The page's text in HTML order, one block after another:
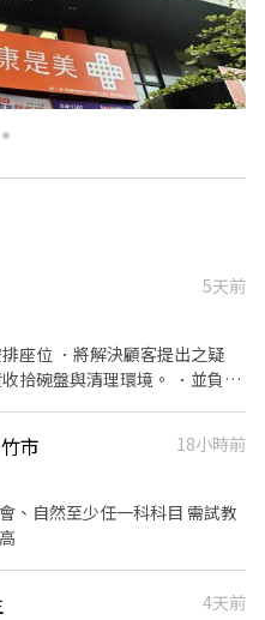
5天前
座位 ．將解決顧客提出之疑
拾碗盤與清理環境。 ．並負責
包外帶服務。
市
18小時前
然至少任一科科目 需試教
4天前